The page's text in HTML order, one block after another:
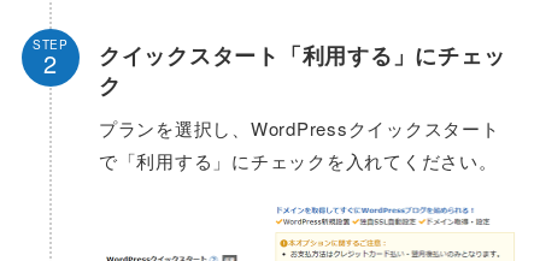
STEP
2
クイックスタート「利用する」にチェッ
ク
プランを選択し、WordPressクイックスタート
で「利用する」にチェックを入れてください。